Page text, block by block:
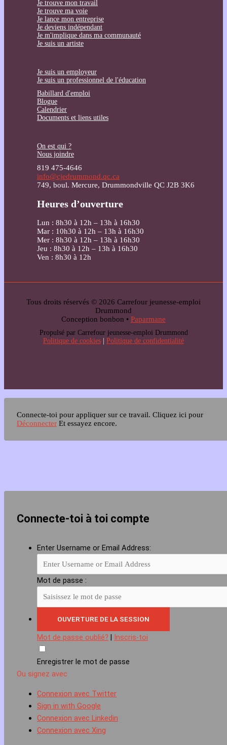
Je trouve mon travail
Je trouve ma voie
Je lance mon entreprise
Je deviens indépendant
Je m'implique dans ma communauté
Je suis un artiste
Je suis un employeur
Je suis un professionnel de l'éducation
Babillard d'emploi
Blogue
Calendrier
Documents et liens utiles
On est qui ?
Nous joindre
819 475-4646
info@cjedrummond.qc.ca
749, boul. Mercure, Drummondville QC J2B 3K6
Heures d’ouverture
Lun : 8h30 à 12h – 13h à 16h30
Mar : 10h30 à 12h – 13h à 16h30
Mer : 8h30 à 12h – 13h à 16h30
Jeu : 8h30 à 12h – 13h à 16h30
Ven : 8h30 à 12h
Tous droits réservés © 2026 Carrefour jeunesse-emploi
Drummond
Conception bonbon • Paparmane
Propulsé par Carrefour jeunesse-emploi Drummond
Politique de cookies | Politique de confidentialité
Connecte-toi pour appliquer sur ce travail. Cliquez ici pour
Déconnecter Et essayez encore.
Connecte-toi à toi compte
Enter Username or Email Address:
Mot de passe :
Mot de passe oublié? Inscris-toi
Enregistrer le mot de passe
Ou signez avec
Connexion avec Twitter
Sign in with Google
Connexion avec Linkedin
Connexion avec Xing